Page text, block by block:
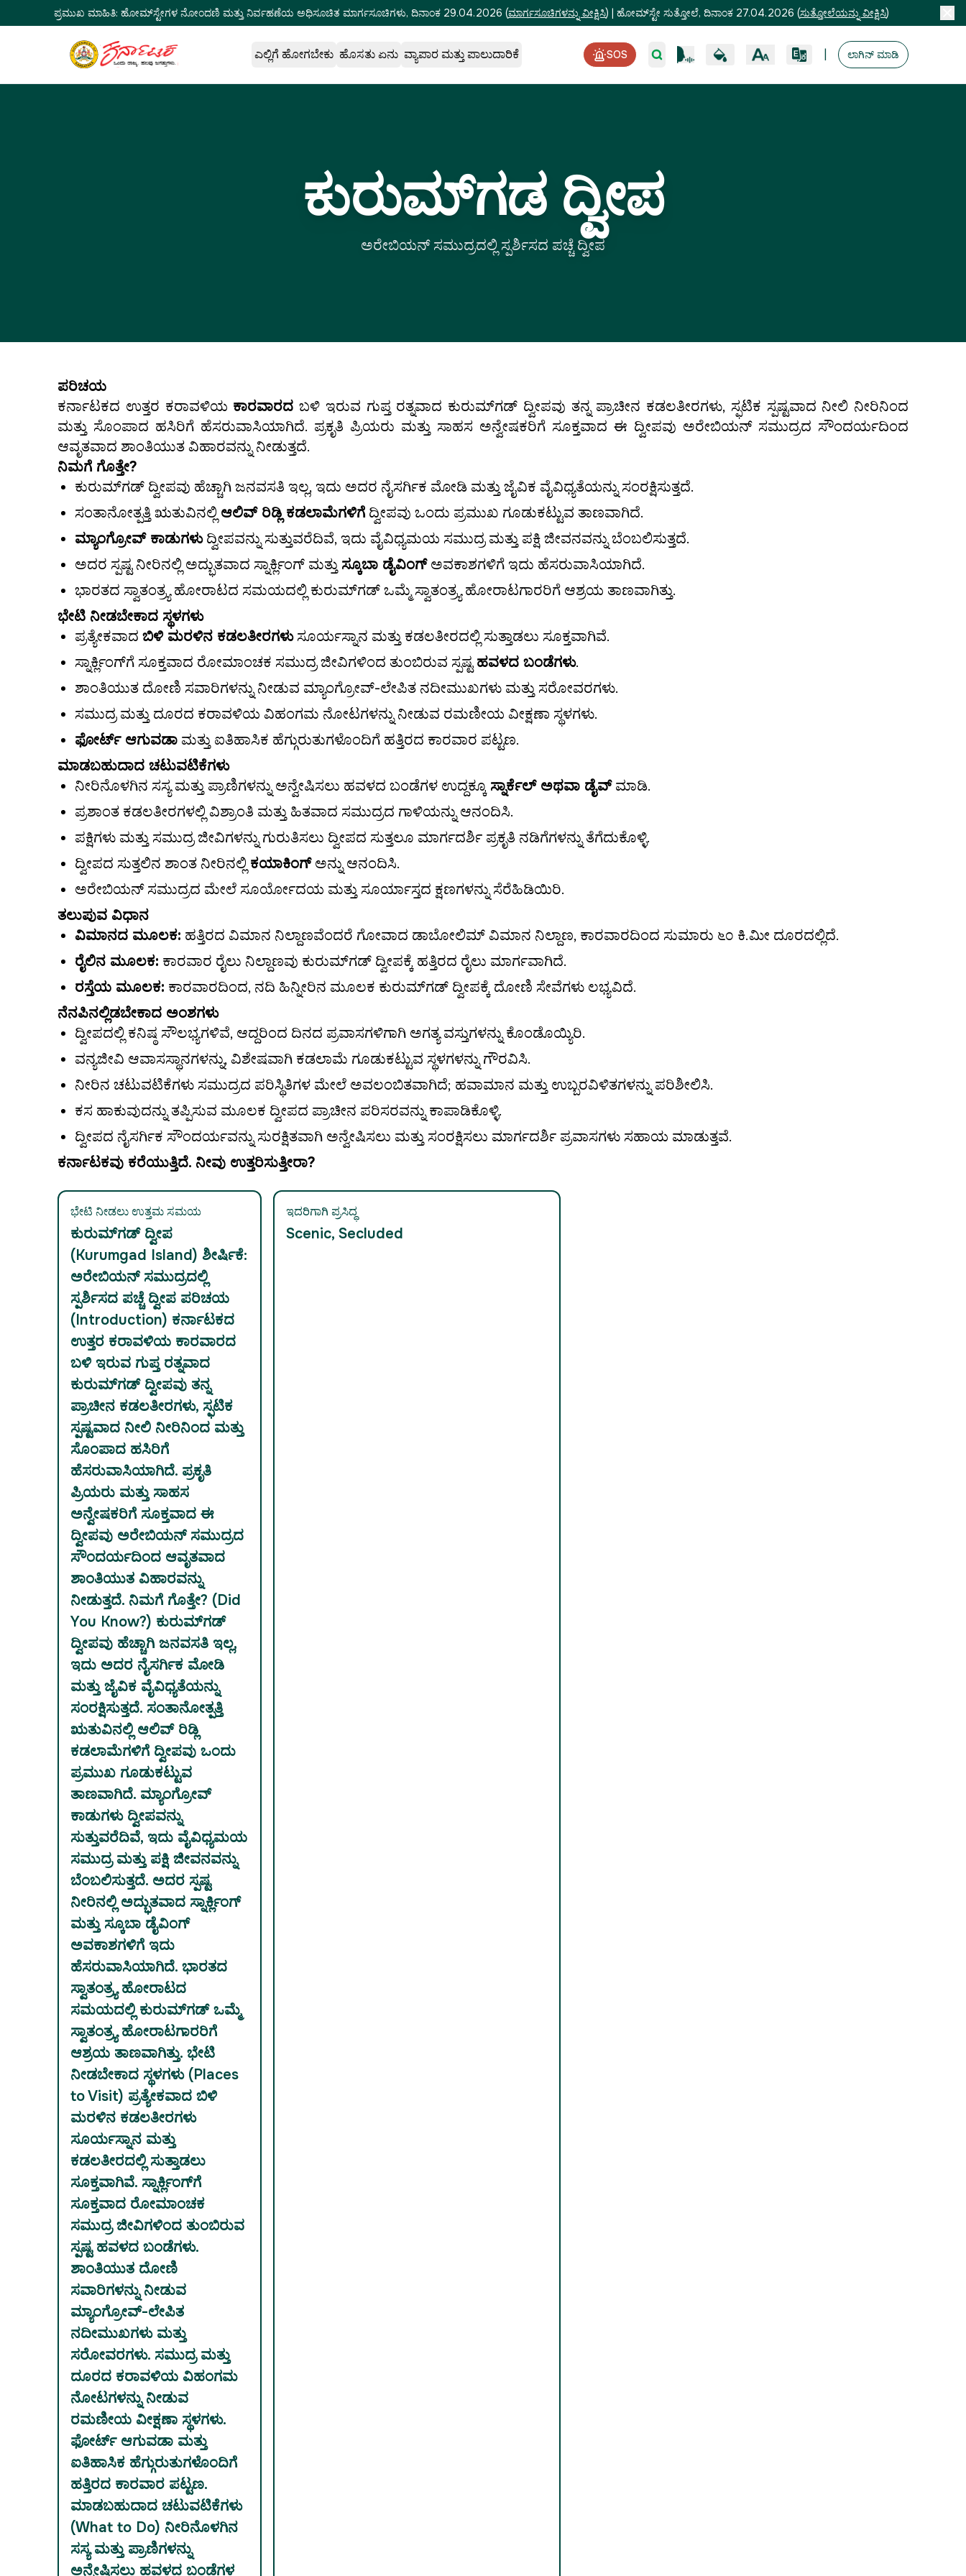
ಪ್ರಮುಖ ಮಾಹಿತಿ: ಹೋಮ್‌ಸ್ಟೇಗಳ ನೋಂದಣಿ ಮತ್ತು ನಿರ್ವಹಣೆಯ ಅಧಿಸೂಚಿತ ಮಾರ್ಗಸೂಚಿಗಳು, ದಿನಾಂಕ 29.04.2026 (ಮಾರ್ಗಸೂಚಿಗಳನ್ನು ವೀಕ್ಷಿಸಿ) | ಹೋಮ್‌ಸ್ಟೇ ಸುತ್ತೋಲೆ, ದಿನಾಂಕ 27.04.2026 (ಸುತ್ತೋಲೆಯನ್ನು ವೀಕ್ಷಿಸಿ)
ಎಲ್ಲಿಗೆ ಹೋಗಬೇಕು ಹೊಸತು ಏನು ವ್ಯಾಪಾರ ಮತ್ತು ಪಾಲುದಾರಿಕೆ SOS ಲಾಗಿನ್ ಮಾಡಿ
ಕುರುಮ್‌ಗಡ ದ್ವೀಪ
ಅರೇಬಿಯನ್ ಸಮುದ್ರದಲ್ಲಿ ಸ್ಪರ್ಶಿಸದ ಪಚ್ಚೆ ದ್ವೀಪ
ಪರಿಚಯ
ಕರ್ನಾಟಕದ ಉತ್ತರ ಕರಾವಳಿಯ ಕಾರವಾರದ ಬಳಿ ಇರುವ ಗುಪ್ತ ರತ್ನವಾದ ಕುರುಮ್‌ಗಡ್ ದ್ವೀಪವು ತನ್ನ ಪ್ರಾಚೀನ ಕಡಲತೀರಗಳು, ಸ್ಫಟಿಕ ಸ್ಪಷ್ಟವಾದ ನೀಲಿ ನೀರಿನಿಂದ
ಮತ್ತು ಸೊಂಪಾದ ಹಸಿರಿಗೆ ಹೆಸರುವಾಸಿಯಾಗಿದೆ. ಪ್ರಕೃತಿ ಪ್ರಿಯರು ಮತ್ತು ಸಾಹಸ ಅನ್ವೇಷಕರಿಗೆ ಸೂಕ್ತವಾದ ಈ ದ್ವೀಪವು ಅರೇಬಿಯನ್ ಸಮುದ್ರದ ಸೌಂದರ್ಯದಿಂದ
ಆವೃತವಾದ ಶಾಂತಿಯುತ ವಿಹಾರವನ್ನು ನೀಡುತ್ತದೆ.
ನಿಮಗೆ ಗೊತ್ತೇ?
ಕುರುಮ್‌ಗಡ್ ದ್ವೀಪವು ಹೆಚ್ಚಾಗಿ ಜನವಸತಿ ಇಲ್ಲ, ಇದು ಅದರ ನೈಸರ್ಗಿಕ ಮೋಡಿ ಮತ್ತು ಜೈವಿಕ ವೈವಿಧ್ಯತೆಯನ್ನು ಸಂರಕ್ಷಿಸುತ್ತದೆ.
ಸಂತಾನೋತ್ಪತ್ತಿ ಋತುವಿನಲ್ಲಿ ಆಲಿವ್ ರಿಡ್ಲಿ ಕಡಲಾಮೆಗಳಿಗೆ ದ್ವೀಪವು ಒಂದು ಪ್ರಮುಖ ಗೂಡುಕಟ್ಟುವ ತಾಣವಾಗಿದೆ.
ಮ್ಯಾಂಗ್ರೋವ್ ಕಾಡುಗಳುದ್ವೀಪವನ್ನು ಸುತ್ತುವರೆದಿವೆ, ಇದು ವೈವಿಧ್ಯಮಯ ಸಮುದ್ರ ಮತ್ತು ಪಕ್ಷಿ ಜೀವನವನ್ನು ಬೆಂಬಲಿಸುತ್ತದೆ.
ಅದರ ಸ್ಪಷ್ಟ ನೀರಿನಲ್ಲಿ ಅದ್ಭುತವಾದ ಸ್ನಾರ್ಕ್ಲಿಂಗ್ ಮತ್ತು ಸ್ಕೂಬಾ ಡೈವಿಂಗ್ಅವಕಾಶಗಳಿಗೆ ಇದು ಹೆಸರುವಾಸಿಯಾಗಿದೆ.
ಭಾರತದ ಸ್ವಾತಂತ್ರ್ಯ ಹೋರಾಟದ ಸಮಯದಲ್ಲಿ ಕುರುಮ್‌ಗಡ್ ಒಮ್ಮೆ ಸ್ವಾತಂತ್ರ್ಯ ಹೋರಾಟಗಾರರಿಗೆ ಆಶ್ರಯ ತಾಣವಾಗಿತ್ತು.
ಭೇಟಿ ನೀಡಬೇಕಾದ ಸ್ಥಳಗಳು
ಪ್ರತ್ಯೇಕವಾದ ಬಿಳಿ ಮರಳಿನ ಕಡಲತೀರಗಳುಸೂರ್ಯಸ್ನಾನ ಮತ್ತು ಕಡಲತೀರದಲ್ಲಿ ಸುತ್ತಾಡಲು ಸೂಕ್ತವಾಗಿವೆ.
ಸ್ನಾರ್ಕ್ಲಿಂಗ್‌ಗೆ ಸೂಕ್ತವಾದ ರೋಮಾಂಚಕ ಸಮುದ್ರ ಜೀವಿಗಳಿಂದ ತುಂಬಿರುವ ಸ್ಪಷ್ಟ ಹವಳದ ಬಂಡೆಗಳು.
ಶಾಂತಿಯುತ ದೋಣಿ ಸವಾರಿಗಳನ್ನು ನೀಡುವ ಮ್ಯಾಂಗ್ರೋವ್-ಲೇಪಿತ ನದೀಮುಖಗಳು ಮತ್ತು ಸರೋವರಗಳು.
ಸಮುದ್ರ ಮತ್ತು ದೂರದ ಕರಾವಳಿಯ ವಿಹಂಗಮ ನೋಟಗಳನ್ನು ನೀಡುವ ರಮಣೀಯ ವೀಕ್ಷಣಾ ಸ್ಥಳಗಳು.
ಫೋರ್ಟ್ ಆಗುವಡಾ ಮತ್ತು ಐತಿಹಾಸಿಕ ಹೆಗ್ಗುರುತುಗಳೊಂದಿಗೆ ಹತ್ತಿರದ ಕಾರವಾರ ಪಟ್ಟಣ.
ಮಾಡಬಹುದಾದ ಚಟುವಟಿಕೆಗಳು
ನೀರಿನೊಳಗಿನ ಸಸ್ಯ ಮತ್ತು ಪ್ರಾಣಿಗಳನ್ನು ಅನ್ವೇಷಿಸಲು ಹವಳದ ಬಂಡೆಗಳ ಉದ್ದಕ್ಕೂ ಸ್ನಾರ್ಕೆಲ್ ಅಥವಾ ಡೈವ್ಮಾಡಿ.
ಪ್ರಶಾಂತ ಕಡಲತೀರಗಳಲ್ಲಿ ವಿಶ್ರಾಂತಿ ಮತ್ತು ಹಿತವಾದ ಸಮುದ್ರದ ಗಾಳಿಯನ್ನು ಆನಂದಿಸಿ.
ಪಕ್ಷಿಗಳು ಮತ್ತು ಸಮುದ್ರ ಜೀವಿಗಳನ್ನು ಗುರುತಿಸಲು ದ್ವೀಪದ ಸುತ್ತಲೂ ಮಾರ್ಗದರ್ಶಿ ಪ್ರಕೃತಿ ನಡಿಗೆಗಳನ್ನು ತೆಗೆದುಕೊಳ್ಳಿ.
ದ್ವೀಪದ ಸುತ್ತಲಿನ ಶಾಂತ ನೀರಿನಲ್ಲಿ ಕಯಾಕಿಂಗ್ಅನ್ನು ಆನಂದಿಸಿ.
ಅರೇಬಿಯನ್ ಸಮುದ್ರದ ಮೇಲೆ ಸೂರ್ಯೋದಯ ಮತ್ತು ಸೂರ್ಯಾಸ್ತದ ಕ್ಷಣಗಳನ್ನು ಸೆರೆಹಿಡಿಯಿರಿ.
ತಲುಪುವ ವಿಧಾನ
ವಿಮಾನದ ಮೂಲಕ: ಹತ್ತಿರದ ವಿಮಾನ ನಿಲ್ದಾಣವೆಂದರೆ ಗೋವಾದ ಡಾಬೋಲಿಮ್ ವಿಮಾನ ನಿಲ್ದಾಣ, ಕಾರವಾರದಿಂದ ಸುಮಾರು ೬೦ ಕಿ.ಮೀ ದೂರದಲ್ಲಿದೆ.
ರೈಲಿನ ಮೂಲಕ: ಕಾರವಾರ ರೈಲು ನಿಲ್ದಾಣವು ಕುರುಮ್‌ಗಡ್ ದ್ವೀಪಕ್ಕೆ ಹತ್ತಿರದ ರೈಲು ಮಾರ್ಗವಾಗಿದೆ.
ರಸ್ತೆಯ ಮೂಲಕ: ಕಾರವಾರದಿಂದ, ನದಿ ಹಿನ್ನೀರಿನ ಮೂಲಕ ಕುರುಮ್‌ಗಡ್ ದ್ವೀಪಕ್ಕೆ ದೋಣಿ ಸೇವೆಗಳು ಲಭ್ಯವಿದೆ.
ನೆನಪಿನಲ್ಲಿಡಬೇಕಾದ ಅಂಶಗಳು
ದ್ವೀಪದಲ್ಲಿ ಕನಿಷ್ಠ ಸೌಲಭ್ಯಗಳಿವೆ, ಆದ್ದರಿಂದ ದಿನದ ಪ್ರವಾಸಗಳಿಗಾಗಿ ಅಗತ್ಯ ವಸ್ತುಗಳನ್ನು ಕೊಂಡೊಯ್ಯಿರಿ.
ವನ್ಯಜೀವಿ ಆವಾಸಸ್ಥಾನಗಳನ್ನು, ವಿಶೇಷವಾಗಿ ಕಡಲಾಮೆ ಗೂಡುಕಟ್ಟುವ ಸ್ಥಳಗಳನ್ನು ಗೌರವಿಸಿ.
ನೀರಿನ ಚಟುವಟಿಕೆಗಳು ಸಮುದ್ರದ ಪರಿಸ್ಥಿತಿಗಳ ಮೇಲೆ ಅವಲಂಬಿತವಾಗಿದೆ; ಹವಾಮಾನ ಮತ್ತು ಉಬ್ಬರವಿಳಿತಗಳನ್ನು ಪರಿಶೀಲಿಸಿ.
ಕಸ ಹಾಕುವುದನ್ನು ತಪ್ಪಿಸುವ ಮೂಲಕ ದ್ವೀಪದ ಪ್ರಾಚೀನ ಪರಿಸರವನ್ನು ಕಾಪಾಡಿಕೊಳ್ಳಿ.
ದ್ವೀಪದ ನೈಸರ್ಗಿಕ ಸೌಂದರ್ಯವನ್ನು ಸುರಕ್ಷಿತವಾಗಿ ಅನ್ವೇಷಿಸಲು ಮತ್ತು ಸಂರಕ್ಷಿಸಲು ಮಾರ್ಗದರ್ಶಿ ಪ್ರವಾಸಗಳು ಸಹಾಯ ಮಾಡುತ್ತವೆ.
ಕರ್ನಾಟಕವು ಕರೆಯುತ್ತಿದೆ. ನೀವು ಉತ್ತರಿಸುತ್ತೀರಾ?
ಭೇಟಿ ನೀಡಲು ಉತ್ತಮ ಸಮಯ
ಕುರುಮ್‌ಗಡ್ ದ್ವೀಪ
(Kurumgad Island) ಶೀರ್ಷಿಕೆ:
ಅರೇಬಿಯನ್ ಸಮುದ್ರದಲ್ಲಿ
ಸ್ಪರ್ಶಿಸದ ಪಚ್ಚೆ ದ್ವೀಪ ಪರಿಚಯ
(Introduction) ಕರ್ನಾಟಕದ
ಉತ್ತರ ಕರಾವಳಿಯ ಕಾರವಾರದ
ಬಳಿ ಇರುವ ಗುಪ್ತ ರತ್ನವಾದ
ಕುರುಮ್‌ಗಡ್ ದ್ವೀಪವು ತನ್ನ
ಪ್ರಾಚೀನ ಕಡಲತೀರಗಳು, ಸ್ಫಟಿಕ
ಸ್ಪಷ್ಟವಾದ ನೀಲಿ ನೀರಿನಿಂದ ಮತ್ತು
ಸೊಂಪಾದ ಹಸಿರಿಗೆ
ಹೆಸರುವಾಸಿಯಾಗಿದೆ. ಪ್ರಕೃತಿ
ಪ್ರಿಯರು ಮತ್ತು ಸಾಹಸ
ಅನ್ವೇಷಕರಿಗೆ ಸೂಕ್ತವಾದ ಈ
ದ್ವೀಪವು ಅರೇಬಿಯನ್ ಸಮುದ್ರದ
ಸೌಂದರ್ಯದಿಂದ ಆವೃತವಾದ
ಶಾಂತಿಯುತ ವಿಹಾರವನ್ನು
ನೀಡುತ್ತದೆ. ನಿಮಗೆ ಗೊತ್ತೇ? (Did
You Know?) ಕುರುಮ್‌ಗಡ್
ದ್ವೀಪವು ಹೆಚ್ಚಾಗಿ ಜನವಸತಿ ಇಲ್ಲ,
ಇದು ಅದರ ನೈಸರ್ಗಿಕ ಮೋಡಿ
ಮತ್ತು ಜೈವಿಕ ವೈವಿಧ್ಯತೆಯನ್ನು
ಸಂರಕ್ಷಿಸುತ್ತದೆ. ಸಂತಾನೋತ್ಪತ್ತಿ
ಋತುವಿನಲ್ಲಿ ಆಲಿವ್ ರಿಡ್ಲಿ
ಕಡಲಾಮೆಗಳಿಗೆ ದ್ವೀಪವು ಒಂದು
ಪ್ರಮುಖ ಗೂಡುಕಟ್ಟುವ
ತಾಣವಾಗಿದೆ. ಮ್ಯಾಂಗ್ರೋವ್
ಕಾಡುಗಳು ದ್ವೀಪವನ್ನು
ಸುತ್ತುವರೆದಿವೆ, ಇದು ವೈವಿಧ್ಯಮಯ
ಸಮುದ್ರ ಮತ್ತು ಪಕ್ಷಿ ಜೀವನವನ್ನು
ಬೆಂಬಲಿಸುತ್ತದೆ. ಅದರ ಸ್ಪಷ್ಟ
ನೀರಿನಲ್ಲಿ ಅದ್ಭುತವಾದ ಸ್ನಾರ್ಕ್ಲಿಂಗ್
ಮತ್ತು ಸ್ಕೂಬಾ ಡೈವಿಂಗ್
ಅವಕಾಶಗಳಿಗೆ ಇದು
ಹೆಸರುವಾಸಿಯಾಗಿದೆ. ಭಾರತದ
ಸ್ವಾತಂತ್ರ್ಯ ಹೋರಾಟದ
ಸಮಯದಲ್ಲಿ ಕುರುಮ್‌ಗಡ್ ಒಮ್ಮೆ
ಸ್ವಾತಂತ್ರ್ಯ ಹೋರಾಟಗಾರರಿಗೆ
ಆಶ್ರಯ ತಾಣವಾಗಿತ್ತು. ಭೇಟಿ
ನೀಡಬೇಕಾದ ಸ್ಥಳಗಳು (Places
to Visit) ಪ್ರತ್ಯೇಕವಾದ ಬಿಳಿ
ಮರಳಿನ ಕಡಲತೀರಗಳು
ಸೂರ್ಯಸ್ನಾನ ಮತ್ತು
ಕಡಲತೀರದಲ್ಲಿ ಸುತ್ತಾಡಲು
ಸೂಕ್ತವಾಗಿವೆ. ಸ್ನಾರ್ಕ್ಲಿಂಗ್‌ಗೆ
ಸೂಕ್ತವಾದ ರೋಮಾಂಚಕ
ಸಮುದ್ರ ಜೀವಿಗಳಿಂದ ತುಂಬಿರುವ
ಸ್ಪಷ್ಟ ಹವಳದ ಬಂಡೆಗಳು.
ಶಾಂತಿಯುತ ದೋಣಿ
ಸವಾರಿಗಳನ್ನು ನೀಡುವ
ಮ್ಯಾಂಗ್ರೋವ್-ಲೇಪಿತ
ನದೀಮುಖಗಳು ಮತ್ತು
ಸರೋವರಗಳು. ಸಮುದ್ರ ಮತ್ತು
ದೂರದ ಕರಾವಳಿಯ ವಿಹಂಗಮ
ನೋಟಗಳನ್ನು ನೀಡುವ
ರಮಣೀಯ ವೀಕ್ಷಣಾ ಸ್ಥಳಗಳು.
ಫೋರ್ಟ್ ಆಗುವಡಾ ಮತ್ತು
ಐತಿಹಾಸಿಕ ಹೆಗ್ಗುರುತುಗಳೊಂದಿಗೆ
ಹತ್ತಿರದ ಕಾರವಾರ ಪಟ್ಟಣ.
ಮಾಡಬಹುದಾದ ಚಟುವಟಿಕೆಗಳು
(What to Do) ನೀರಿನೊಳಗಿನ
ಸಸ್ಯ ಮತ್ತು ಪ್ರಾಣಿಗಳನ್ನು
ಅನ್ವೇಷಿಸಲು ಹವಳದ ಬಂಡೆಗಳ
ಇದರಿಗಾಗಿ ಪ್ರಸಿದ್ಧ
Scenic, Secluded